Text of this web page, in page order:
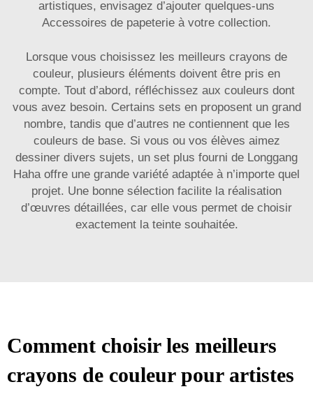
artistiques, envisagez d’ajouter quelques-uns
Accessoires de papeterie à votre collection.
Lorsque vous choisissez les meilleurs crayons de
couleur, plusieurs éléments doivent être pris en
compte. Tout d’abord, réfléchissez aux couleurs dont
vous avez besoin. Certains sets en proposent un grand
nombre, tandis que d’autres ne contiennent que les
couleurs de base. Si vous ou vos élèves aimez
dessiner divers sujets, un set plus fourni de Longgang
Haha offre une grande variété adaptée à n’importe quel
projet. Une bonne sélection facilite la réalisation
d’œuvres détaillées, car elle vous permet de choisir
exactement la teinte souhaitée.
Comment choisir les meilleurs
crayons de couleur pour artistes